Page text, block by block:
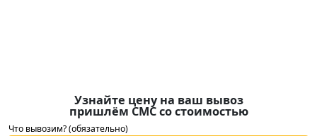
Узнайте цену на ваш вывоз
пришлём СМС со стоимостью
Что вывозим? (обязательно)